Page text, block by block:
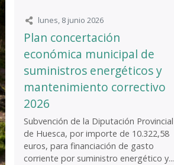
lunes, 8 junio 2026
Plan concertación
económica municipal de
suministros energéticos y
mantenimiento correctivo
2026
Subvención de la Diputación Provincial
de Huesca, por importe de 10.322,58
euros, para financiación de gasto
corriente por suministro energético y...